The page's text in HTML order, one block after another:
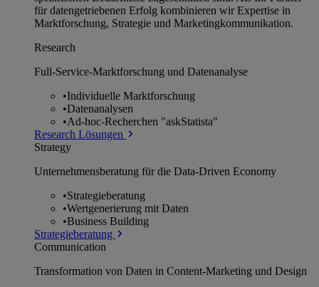
für datengetriebenen Erfolg kombinieren wir Expertise in
Marktforschung, Strategie und Marketingkommunikation.
Research
Full-Service-Marktforschung und Datenanalyse
•Individuelle Marktforschung
•Datenanalysen
•Ad-hoc-Recherchen "askStatista"
Research Lösungen
Strategy
Unternehmens­beratung für die Data-Driven Economy
•Strategieberatung
•Wertgenerierung mit Daten
•Business Building
Strategieberatung
Communication
Transformation von Daten in Content-Marketing und Design